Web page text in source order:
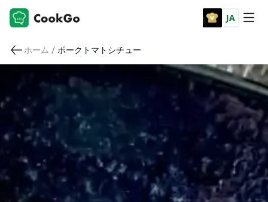
JA
ホーム / ポークトマトシチュー